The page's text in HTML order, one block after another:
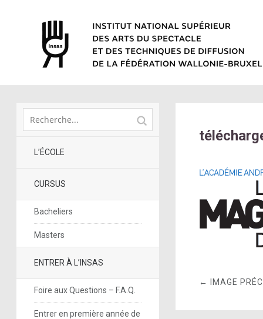
L’ÉCOLE
CURSUS
Bacheliers
Masters
ENTRER À L’INSAS
Foire aux Questions – F.A.Q.
Entrer en première année de
← IMAGE